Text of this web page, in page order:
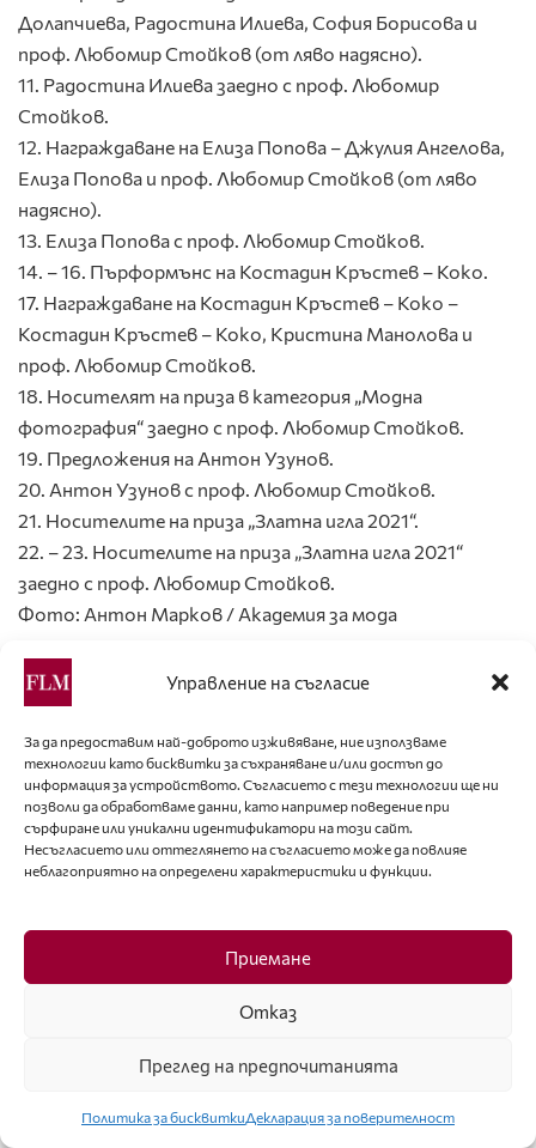
Управление на съгласие
За да предоставим най-доброто изживяване, ние използваме
технологии като бисквитки за съхраняване и/или достъп до
информация за устройството. Съгласието с тези технологии ще ни
позволи да обработваме данни, като например поведение при
сърфиране или уникални идентификатори на този сайт.
Несъгласието или оттеглянето на съгласието може да повлияе
неблагоприятно на определени характеристики и функции.
Приемане
Отказ
Преглед на предпочитанията
Политика за бисквиткиДекларация за поверителност
Долапчиева, Радостина Илиева, София Борисова и
проф. Любомир Стойков (от ляво надясно).
11. Радостина Илиева заедно с проф. Любомир
Стойков.
12. Награждаване на Елиза Попова – Джулия Ангелова,
Елиза Попова и проф. Любомир Стойков (от ляво
надясно).
13. Елиза Попова с проф. Любомир Стойков.
14. – 16. Пърформънс на Костадин Кръстев – Коко.
17. Награждаване на Костадин Кръстев – Коко –
Костадин Кръстев – Коко, Кристина Манолова и
проф. Любомир Стойков.
18. Носителят на приза в категория „Модна
фотография“ заедно с проф. Любомир Стойков.
19. Предложения на Антон Узунов.
20. Антон Узунов с проф. Любомир Стойков.
21. Носителите на приза „Златна игла 2021“.
22. – 23. Носителите на приза „Златна игла 2021“
заедно с проф. Любомир Стойков.
Фото: Антон Марков / Академия за мода
Тагове:
Вижтеоще
УСПЕХ